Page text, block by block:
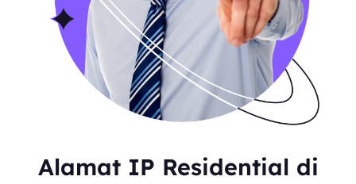
Alamat IP Residential di